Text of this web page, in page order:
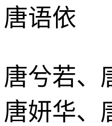
唐语依
唐兮若、
唐妍华、